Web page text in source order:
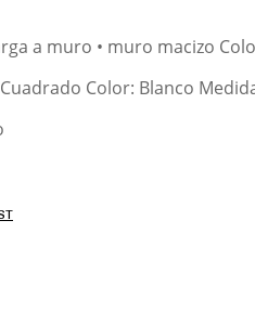
a muro • muro macizo
Color: Blanco